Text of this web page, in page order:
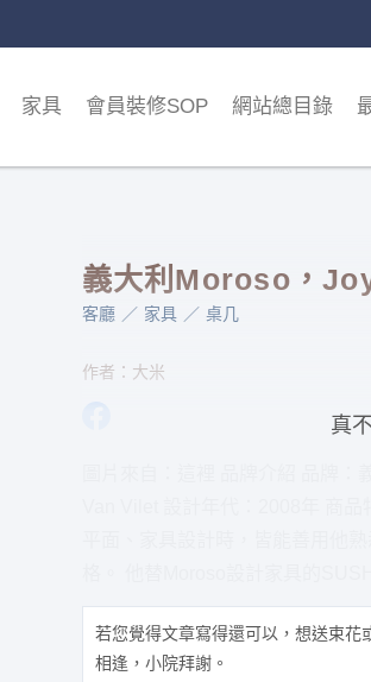
家具 會員裝修SOP 網站總目錄
義大利Moroso，
客廳 家具 桌几
作者：大米
圖片來自：這裡 品牌介紹 品牌
Van Vilet 設計年代：2008年 商
真
若您覺得文章寫得還可以，想送束花
相逢，小院拜謝。